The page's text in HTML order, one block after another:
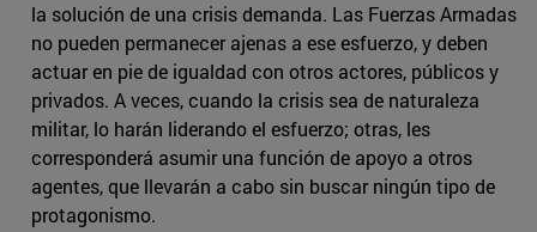
la solución de una crisis demanda. Las Fuerzas Armadas
no pueden permanecer ajenas a ese esfuerzo, y deben
actuar en pie de igualdad con otros actores, públicos y
privados. A veces, cuando la crisis sea de naturaleza
militar, lo harán liderando el esfuerzo; otras, les
corresponderá asumir una función de apoyo a otros
agentes, que llevarán a cabo sin buscar ningún tipo de
protagonismo.